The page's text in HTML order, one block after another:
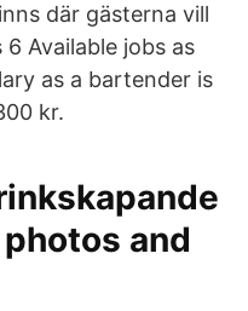
där gästerna vill
Available jobs as
as a bartender is
kr.
and